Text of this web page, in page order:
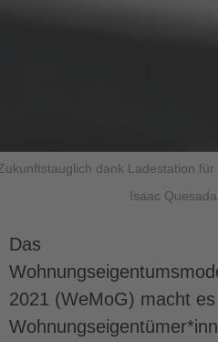
dank Ladestation
Isaac
Das
2021 (WeMoG) macht es